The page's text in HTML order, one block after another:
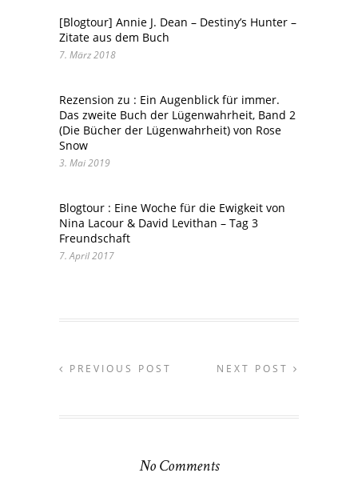
[Blogtour] Annie J. Dean – Destiny’s Hunter –
Zitate aus dem Buch
7. März 2018
Rezension zu : Ein Augenblick für immer.
Das zweite Buch der Lügenwahrheit, Band 2
(Die Bücher der Lügenwahrheit) von Rose
Snow
3. Mai 2019
Blogtour : Eine Woche für die Ewigkeit von
Nina Lacour & David Levithan – Tag 3
Freundschaft
7. April 2017
PREVIOUS POST NEXT POST
No Comments